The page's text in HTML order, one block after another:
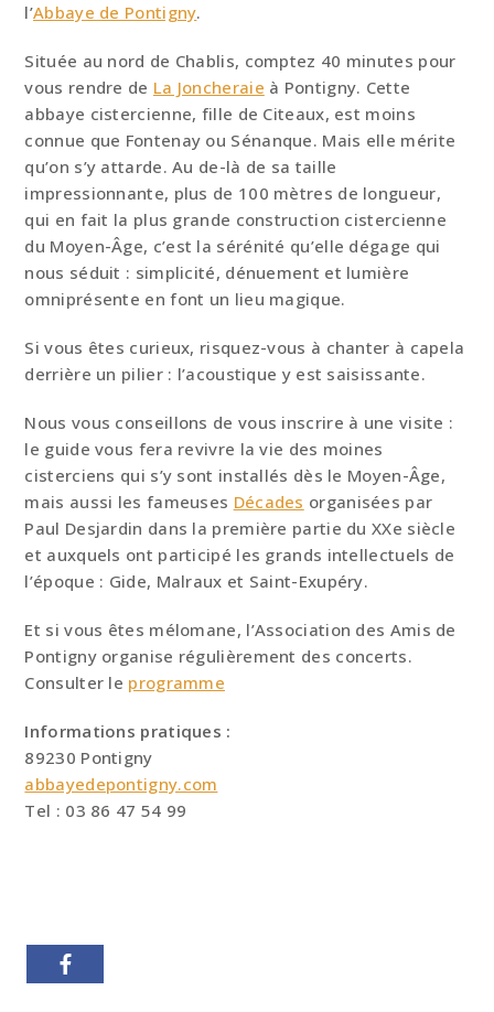
l’Abbaye de Pontigny.
Située au nord de Chablis, comptez 40 minutes pour
vous rendre de La Joncheraie à Pontigny. Cette
abbaye cistercienne, fille de Citeaux, est moins
connue que Fontenay ou Sénanque. Mais elle mérite
qu’on s’y attarde. Au de-là de sa taille
impressionnante, plus de 100 mètres de longueur,
qui en fait la plus grande construction cistercienne
du Moyen-Âge, c’est la sérénité qu’elle dégage qui
nous séduit : simplicité, dénuement et lumière
omniprésente en font un lieu magique.
Si vous êtes curieux, risquez-vous à chanter à capela
derrière un pilier : l’acoustique y est saisissante.
Nous vous conseillons de vous inscrire à une visite :
le guide vous fera revivre la vie des moines
cisterciens qui s’y sont installés dès le Moyen-Âge,
mais aussi les fameuses Décades organisées par
Paul Desjardin dans la première partie du XXe siècle
et auxquels ont participé les grands intellectuels de
l’époque : Gide, Malraux et Saint-Exupéry.
Et si vous êtes mélomane, l’Association des Amis de
Pontigny organise régulièrement des concerts.
Consulter le programme
Informations pratiques :
89230 Pontigny
abbayedepontigny.com
Tel : 03 86 47 54 99